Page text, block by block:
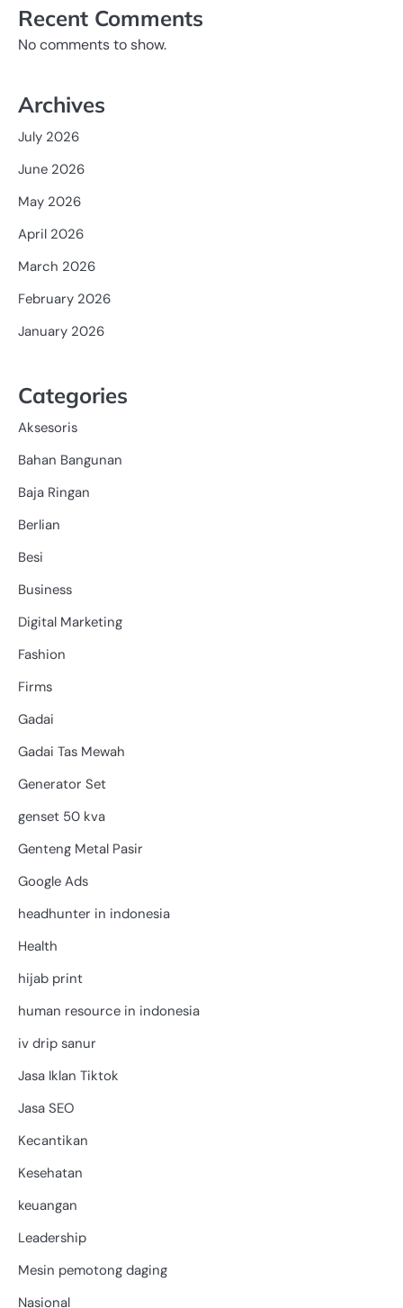
Recent Comments
No comments to show.
Archives
July 2026
June 2026
May 2026
April 2026
March 2026
February 2026
January 2026
Categories
Aksesoris
Bahan Bangunan
Baja Ringan
Berlian
Besi
Business
Digital Marketing
Fashion
Firms
Gadai
Gadai Tas Mewah
Generator Set
genset 50 kva
Genteng Metal Pasir
Google Ads
headhunter in indonesia
Health
hijab print
human resource in indonesia
iv drip sanur
Jasa Iklan Tiktok
Jasa SEO
Kecantikan
Kesehatan
keuangan
Leadership
Mesin pemotong daging
Nasional